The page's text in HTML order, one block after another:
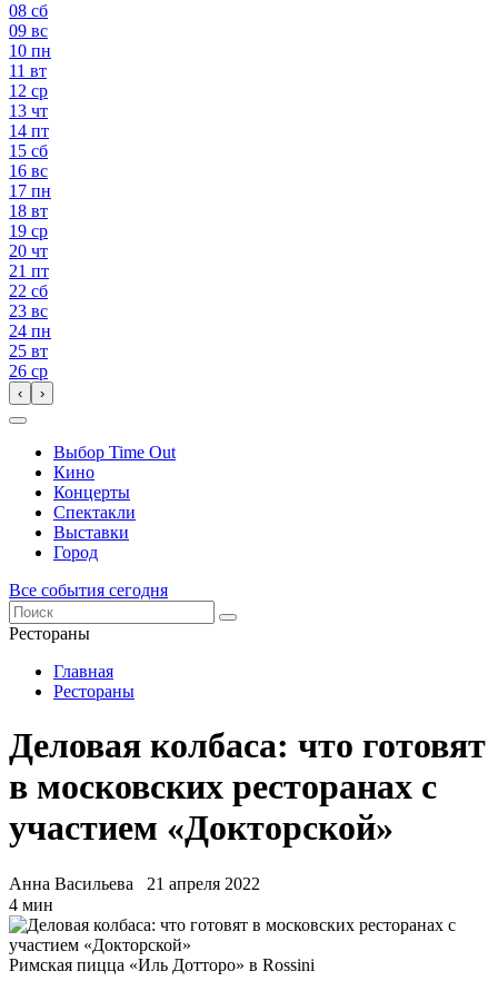
08 сб
09 вс
10 пн
11 вт
12 ср
13 чт
14 пт
15 сб
16 вс
17 пн
18 вт
19 ср
20 чт
21 пт
22 сб
23 вс
24 пн
25 вт
26 ср
‹ ›
Выбор Time Out
Кино
Концерты
Спектакли
Выставки
Город
Все события сегодня
Рестораны
Главная
Рестораны
Деловая колбаса: что готовят
в московских ресторанах с
участием «Докторской»
Анна Васильева
21 апреля 2022
4 мин
Римская пицца «Иль Дотторо» в Rossini